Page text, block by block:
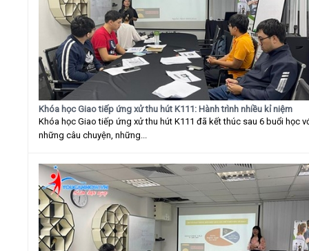
Khóa học Giao tiếp ứng xử thu hút K111: Hành trình nhiều kỉ niệm
Khóa học Giao tiếp ứng xử thu hút K111 đã kết thúc sau 6 buổi học
những câu chuyện, những...